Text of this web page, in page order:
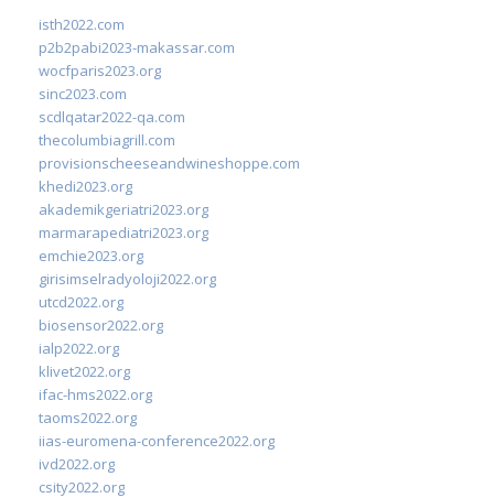
isth2022.com
p2b2pabi2023-makassar.com
wocfparis2023.org
sinc2023.com
scdlqatar2022-qa.com
thecolumbiagrill.com
provisionscheeseandwineshoppe.com
khedi2023.org
akademikgeriatri2023.org
marmarapediatri2023.org
emchie2023.org
girisimselradyoloji2022.org
utcd2022.org
biosensor2022.org
ialp2022.org
klivet2022.org
ifac-hms2022.org
taoms2022.org
iias-euromena-conference2022.org
ivd2022.org
csity2022.org